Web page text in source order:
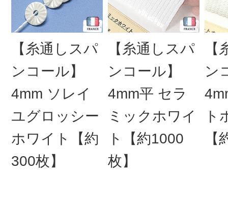
【糸通しスパ
ンコール】
4mm ソレイ
ユグロッシー
ホワイト【約
300枚】
【糸通しスパ
ンコール】
4mm平 セラ
ミックホワイ
ト【約1000
枚】
ン
ト